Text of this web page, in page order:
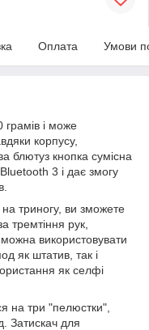
Оплата Умови
грамів і може
корпусу,
блютуз кнопка сумісна
3 і дає змогу
триногу, ви зможете
тремтіння рук,
використовувати
як штатив, так і
як селфі
на три "пелюстки",
Затискач для